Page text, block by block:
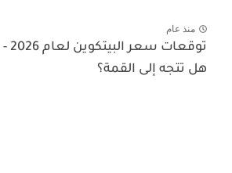
منذ عام
توقعات سعر البيتكوين لعام 2026 -
هل تتجه إلى القمة؟